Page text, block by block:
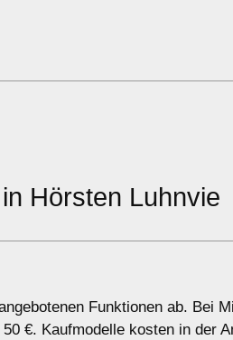
in Hörsten Luhnvie
Funktionen ab. Bei
€. Kaufmodelle kosten in der